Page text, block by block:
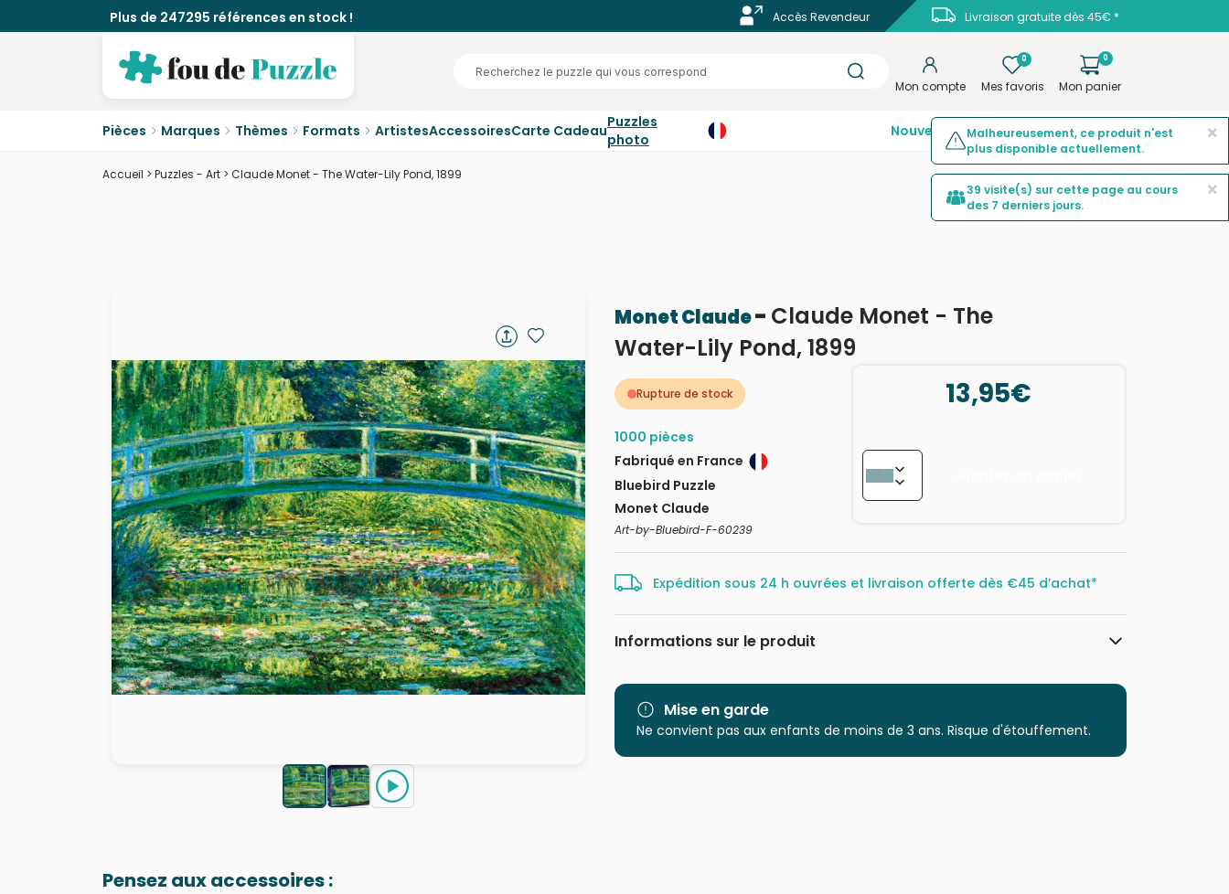
Plus de 247295 références en stock ! Livraison gratuite dès 45€ *
Accès Revendeur
Mon compte
0
Mes favoris
0
Mon panier
Pièces Marques Thèmes Formats ArtistesAccessoiresCarte CadeauPuzzles
photo
NouveautésTop ventesPromotions
Accueil > Puzzles - Art > Claude Monet - The Water-Lily Pond, 1899
Monet Claude- Claude Monet - The
Water-Lily Pond, 1899
Rupture de stock
1000 pièces
Fabriqué en France
Bluebird Puzzle
Monet Claude
Art-by-Bluebird-F-60239
13,95€
Expédition sous 24 h ouvrées et livraison offerte dès €45 d’achat*
Informations sur le produit
Catégorie
Age
Puzzle pour Adultes (500 à 48.000
pièces)
Mise en garde
Ne convient pas aux enfants de moins de 3 ans. Risque d'étouffement.
Pensez aux accessoires :
×
Malheureusement, ce produit n'est
plus disponible actuellement.
×
39 visite(s) sur cette page au cours
des 7 derniers jours.